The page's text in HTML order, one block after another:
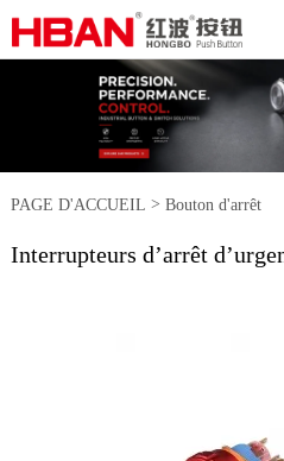
PAGE D'ACCUEIL > Bouton d'arrêt
d'urgence>Interrupteurs d’arrêt
Interrupteurs d’arrêt